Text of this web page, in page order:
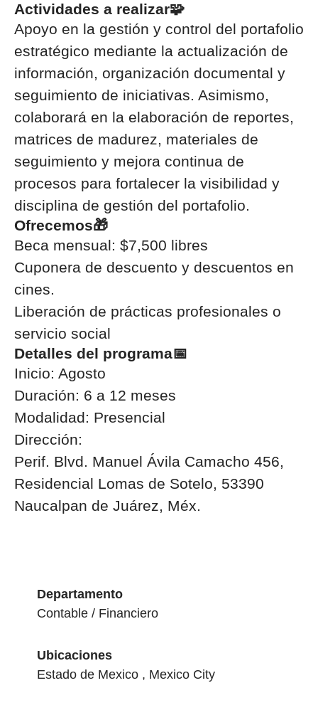
Actividades a realizar🧩
Apoyo en la gestión y control del portafolio
estratégico mediante la actualización de
información, organización documental y
seguimiento de iniciativas. Asimismo,
colaborará en la elaboración de reportes,
matrices de madurez, materiales de
seguimiento y mejora continua de
procesos para fortalecer la visibilidad y
disciplina de gestión del portafolio.
Ofrecemos🎁
Beca mensual: $7,500 libres
Cuponera de descuento y descuentos en
cines.
Liberación de prácticas profesionales o
servicio social
Detalles del programa📅
Inicio: Agosto
Duración: 6 a 12 meses
Modalidad: Presencial
Dirección:
Perif. Blvd. Manuel Ávila Camacho 456,
Residencial Lomas de Sotelo, 53390
Naucalpan de Juárez, Méx.
Departamento
Contable / Financiero
Ubicaciones
Estado de Mexico , Mexico City